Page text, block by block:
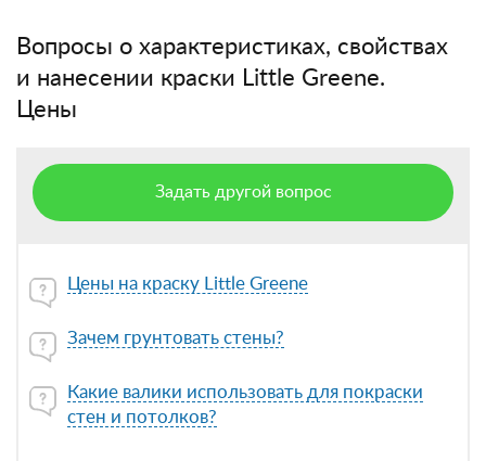
Вопросы о характеристиках, свойствах
и нанесении краски Little Greene.
Цены
Задать другой вопрос
Цены на краску Little Greene
Зачем грунтовать стены?
Какие валики использовать для покраски
стен и потолков?